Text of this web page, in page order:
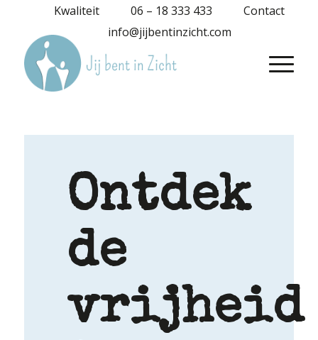
Kwaliteit 06 – 18 333 433
Contact
info@jijbentinzicht.com
Ontdek
de
vrijheid